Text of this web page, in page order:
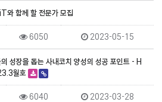
함께 할 전문가 모집
6050 2023-05-15
성장을 돕는 사내코치 양성의 성공 포인트 - H
월호
6040 2023-03-28